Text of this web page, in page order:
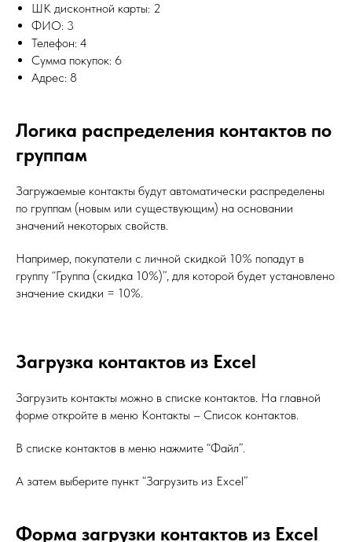
ШК дисконтной карты: 2
ФИО: 3
Телефон: 4
Сумма покупок: 6
Адрес: 8
Логика распределения контактов по
группам
Загружаемые контакты будут автоматически распределены
по группам (новым или существующим) на основании
значений некоторых свойств.
Например, покупатели с личной скидкой 10% попадут в
группу “Группа (скидка 10%)”, для которой будет установлено
значение скидки = 10%.
Загрузка контактов из Excel
Загрузить контакты можно в списке контактов. На главной
форме откройте в меню Контакты – Список контактов.
В списке контактов в меню нажмите “Файл”.
А затем выберите пункт “Загрузить из Excel”
Форма загрузки контактов из Excel